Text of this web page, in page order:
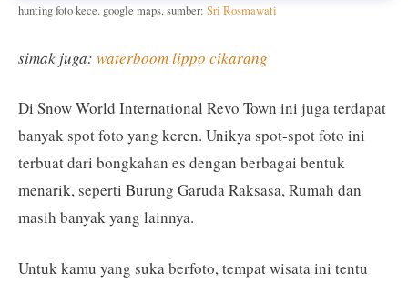
hunting foto kece. google maps. sumber: Sri Rosmawati
simak juga: waterboom lippo cikarang
Di Snow World International Revo Town ini juga terdapat
banyak spot foto yang keren. Unikya spot-spot foto ini
terbuat dari bongkahan es dengan berbagai bentuk
menarik, seperti Burung Garuda Raksasa, Rumah dan
masih banyak yang lainnya.
Untuk kamu yang suka berfoto, tempat wisata ini tentu